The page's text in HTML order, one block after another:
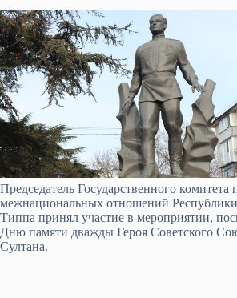
Председатель Государственного комитета
межнациональных отношений
Типпа принял участие в мероприятии,
Дню памяти дважды Героя Советского
Султана.